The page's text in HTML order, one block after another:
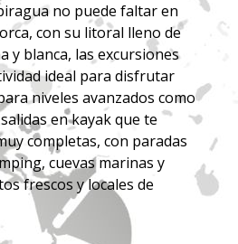
no puede faltar en
con su litoral lleno de
y blanca, las excursiones
ideal para disfrutar
niveles avanzados como
en kayak que te
completas, con paradas
cuevas marinas y
frescos y locales de